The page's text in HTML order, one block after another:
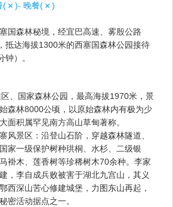
( )- 晚餐(
)
国森林秘境，经宜巴高速、雾殷公路
抵达海拔1300米的西塞国森林公园接待
）。
、国家森林公园，最高海拔1970米，景
森林8000公顷，以原始森林内有极为少
面积属罕见南方高山草甸著称。
风景区：沿登山石阶，穿越森林隧道、
家一级保护树种珙桐、水杉、二级银
褂木、莲香树等珍稀树木70余种。李家
，李自成兵败被害于湖北九宫山，其义
西深山苦心修建城堡，力图东山再起，
密活动据点之一。